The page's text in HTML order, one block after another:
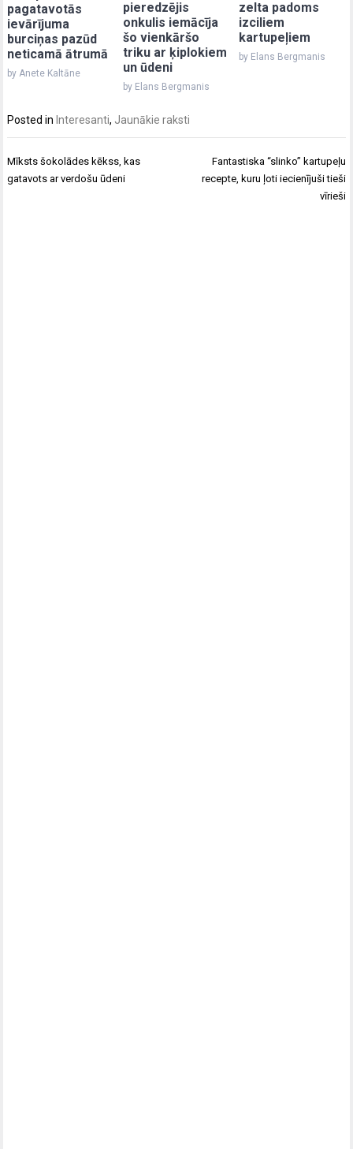
pagatavotās
ievārījuma
burciņas pazūd
neticamā ātrumā
by Anete Kaltāne
pieredzējis
onkulis iemācīja
šo vienkāršo
triku ar ķiplokiem
un ūdeni
by Elans Bergmanis
zelta padoms
izciliem
kartupeļiem
by Elans Bergmanis
Posted in Interesanti, Jaunākie raksti
Post
navigation
Mīksts šokolādes kēkss, kas
gatavots ar verdošu ūdeni
Fantastiska “slinko” kartupeļu
recepte, kuru ļoti iecienījuši tieši
vīrieši